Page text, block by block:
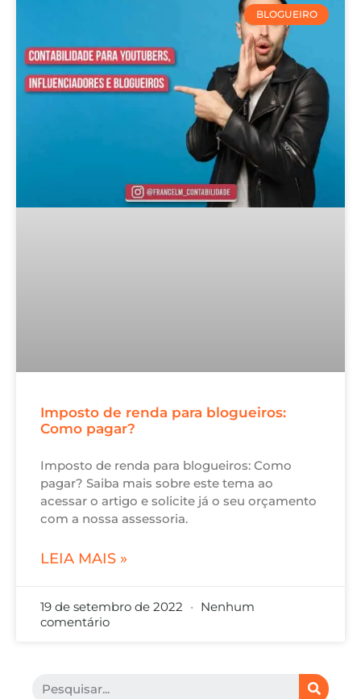
BLOGUEIRO
Imposto de renda para blogueiros:
Como pagar?
Imposto de renda para blogueiros: Como
pagar? Saiba mais sobre este tema ao
acessar o artigo e solicite já o seu orçamento
com a nossa assessoria.
LEIA MAIS »
19 de setembro de 2022
Nenhum
comentário